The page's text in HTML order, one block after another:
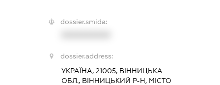
dossier.smida:
dossier.address:
УКРАЇНА, 21005, ВІННИЦЬКА
ОБЛ., ВІННИЦЬКИЙ Р-Н, МІСТО